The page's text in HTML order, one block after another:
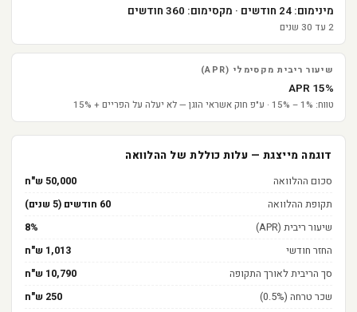
מינימום: 24 חודשים · ‎מקסימום: 360 חודשים
2 עד 30 שנים
שיעור ריבית מקסימלי (APR)
15% APR
טווח: 1% – 15% · ‎ע"פ חוק אשראי הוגן — לא יעלה על הפריים + 15%
דוגמה מייצגת — עלות כוללת של ההלוואה
סכום ההלוואה
50,000 ש"ח
תקופת ההלוואה
60 חודשים (5 שנים)
שיעור ריבית (APR)
8%
החזר חודשי
1,013 ש"ח
סך הריבית לאורך התקופה
10,790 ש"ח
שכר טרחה (0.5%)
250 ש"ח